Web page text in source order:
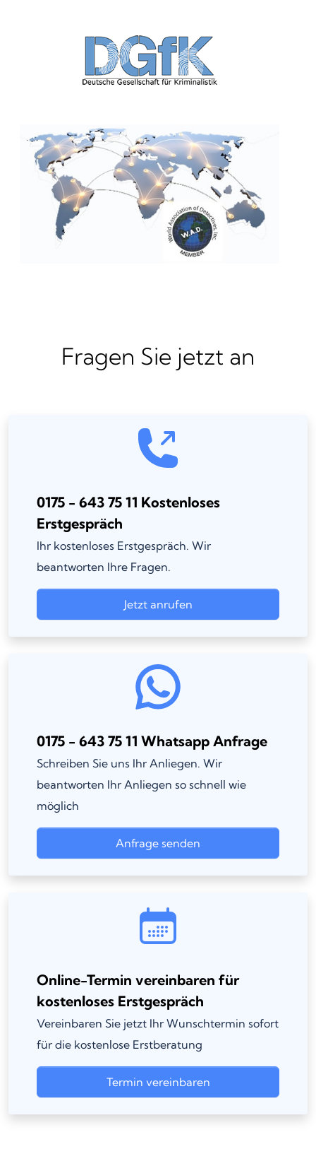
Fragen Sie jetzt an
0175 - 643 75 11 Kostenloses
Erstgespräch
Ihr kostenloses Erstgespräch. Wir
beantworten Ihre Fragen.
Jetzt anrufen
0175 - 643 75 11 Whatsapp Anfrage
Schreiben Sie uns Ihr Anliegen. Wir
beantworten Ihr Anliegen so schnell wie
möglich
Anfrage senden
Online-Termin vereinbaren für
kostenloses Erstgespräch
Vereinbaren Sie jetzt Ihr Wunschtermin sofort
für die kostenlose Erstberatung
Termin vereinbaren